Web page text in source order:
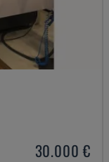
30.000 €